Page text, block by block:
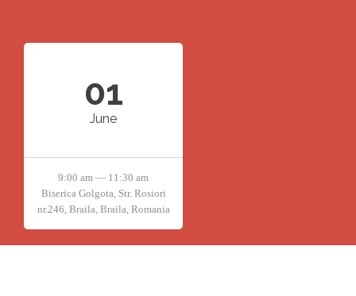
01
June
9:00 am — 11:30 am
Biserica Golgota, Str. Rosiori
nr.246, Braila, Braila, Romania